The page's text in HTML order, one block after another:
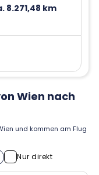
8.271,48 km
Wien nach
und kommen am Flug
Nur direkt